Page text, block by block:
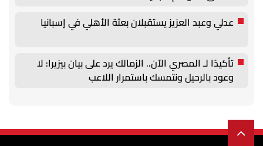
عدلي وعبد العزيز يستقبلان بعثة الأهلي في إسبانيا
تأكيدًا لـ المصري الآن.. الزمالك يرد على بيان بيزيرا: لا
وعود بالرحيل ونتمسك باستمرار اللاعب